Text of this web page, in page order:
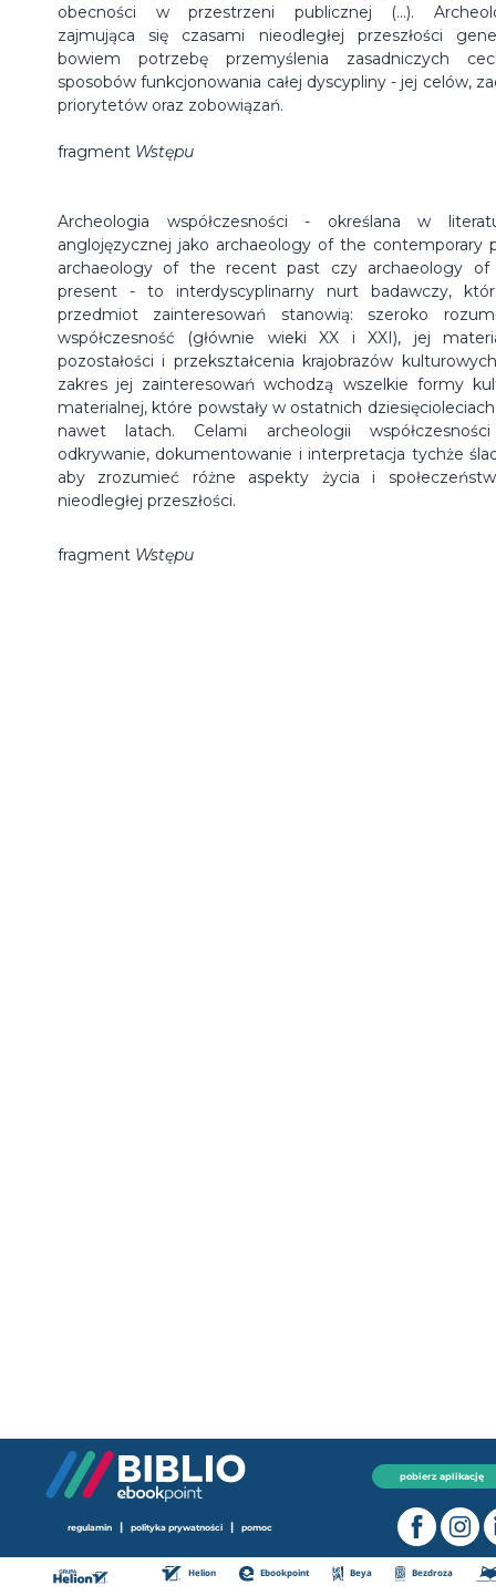
obecności w przestrzeni publicznej (...).
zajmująca się czasami nieodległej przeszłości
bowiem potrzebę przemyślenia zasadniczych
sposobów funkcjonowania całej dyscypliny - jej celów,
priorytetów oraz zobowiązań.
fragment Wstępu
Archeologia współczesności - określana w
anglojęzycznej jako archaeology of the contemporary
archaeology of the recent past czy archaeology
present - to interdyscyplinarny nurt badawczy,
przedmiot zainteresowań stanowią: szeroko
współczesność (głównie wieki XX i XXI), jej
pozostałości i przekształcenia krajobrazów
zakres jej zainteresowań wchodzą wszelkie formy
materialnej, które powstały w ostatnich
nawet latach. Celami archeologii
odkrywanie, dokumentowanie i interpretacja tychże
aby zrozumieć różne aspekty życia i
nieodległej przeszłości.
fragment Wstępu
pobierz aplikację
regulamin | polityka prywatności | pomoc
Helion Ebookpoint Beya Bezdroza